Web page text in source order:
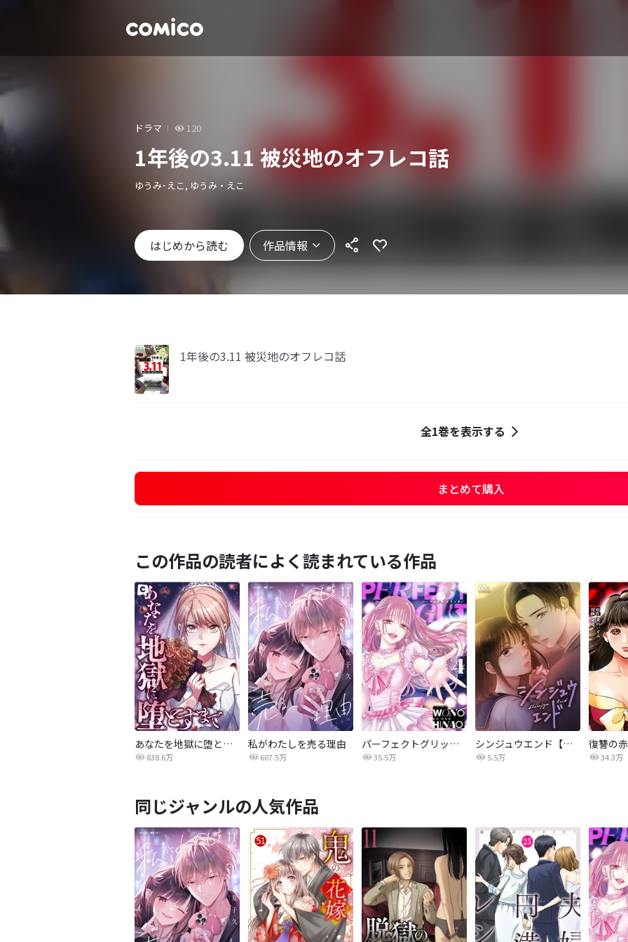
ドラマ 120
1年後の3.11 被災地のオフレコ話
ゆうみ･えこ, ゆうみ・えこ
はじめから読む 作品情報
1年後の3.11 被災地のオフレコ話
全1巻を表示する
まとめて購入
この作品の読者によく読まれている作品
あなたを地獄に堕とすまで
838.6万
私がわたしを売る理由
607.5万
パーフェクトグリッター
35.5万
シンジュウエンド【タテヨミ】
5.5万 34.3万
同じジャンルの人気作品